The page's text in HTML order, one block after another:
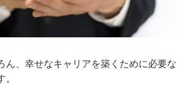
ん、幸せなキャリアを築くために必要な